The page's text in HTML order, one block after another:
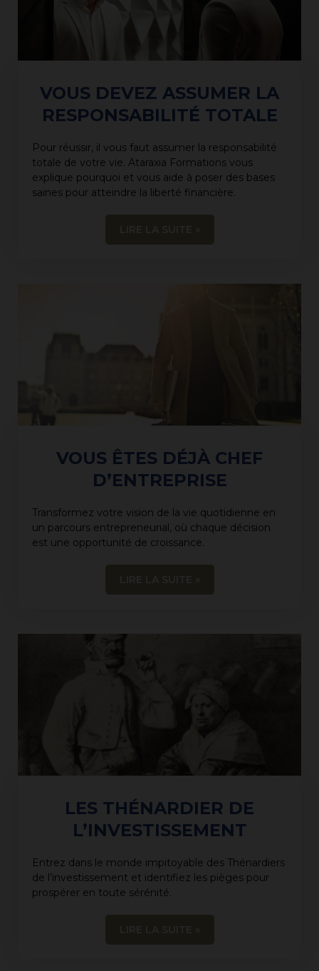
VOUS DEVEZ ASSUMER LA
RESPONSABILITÉ TOTALE
Pour réussir, il vous faut assumer la responsabilité
totale de votre vie. Ataraxia Formations vous
explique pourquoi et vous aide à poser des bases
saines pour atteindre la liberté financière.
VOUS ÊTES DÉJÀ CHEF
D’ENTREPRISE
Transformez votre vision de la vie quotidienne en
un parcours entrepreneurial, où chaque décision
est une opportunité de croissance.
LES THÉNARDIER DE
L’INVESTISSEMENT
Entrez dans le monde impitoyable des Thénardiers
de l’investissement et identifiez les pièges pour
prospérer en toute sérénité.